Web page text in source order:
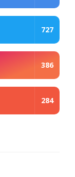
727
386
284